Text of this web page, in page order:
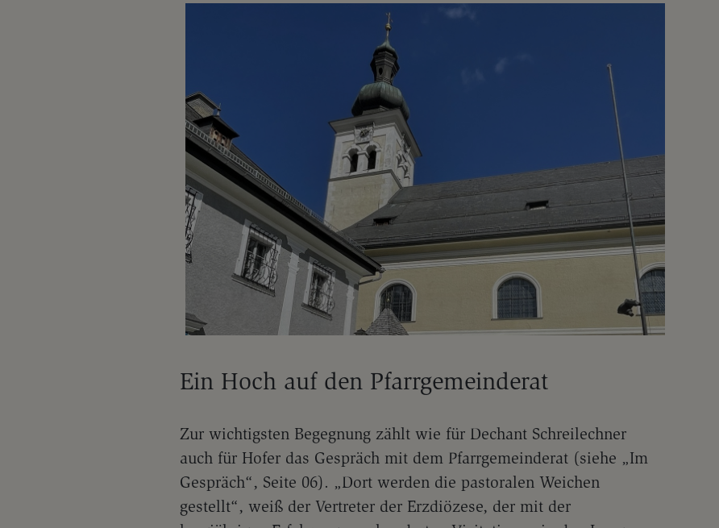
Ein Hoch auf den Pfarrgemeinderat
Zur wichtigsten Begegnung zählt wie für Dechant Schreilechner
auch für Hofer das Gespräch mit dem Pfarrgemeinderat (siehe „Im
Gespräch“, Seite 06). „Dort werden die pastoralen Weichen
gestellt“, weiß der Vertreter der Erzdiözese, der mit der